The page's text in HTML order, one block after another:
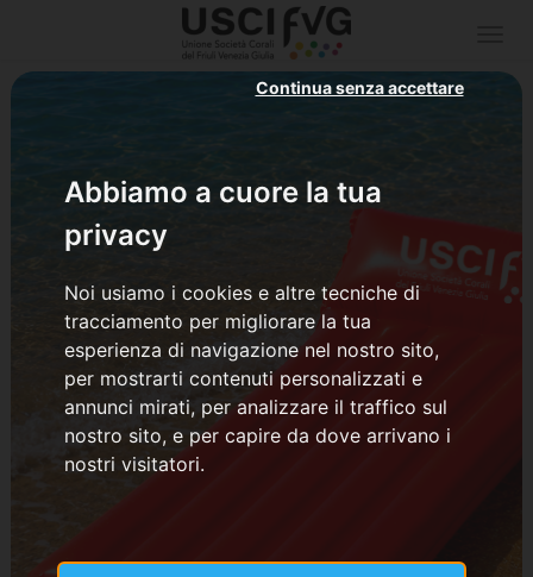
Abbiamo a cuore la tua
privacy
Noi usiamo i cookies e altre tecniche di
tracciamento per migliorare la tua
esperienza di navigazione nel nostro sito,
per mostrarti contenuti personalizzati e
annunci mirati, per analizzare il traffico sul
nostro sito, e per capire da dove arrivano i
nostri visitatori.
Continua senza accettare